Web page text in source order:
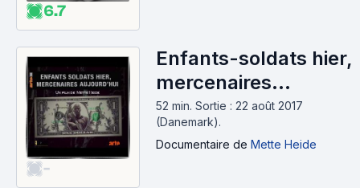
6.7
-
Enfants-soldats hier,
mercenaires
aujourd'hui (2017)
52 min. Sortie : 22 août 2017
(Danemark).
Documentaire de Mette Heide